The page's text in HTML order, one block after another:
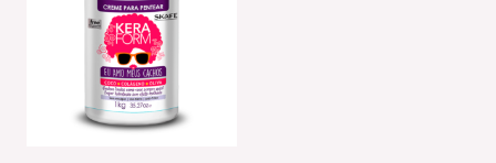
era:
S/64.00.
es:
S/60.00.